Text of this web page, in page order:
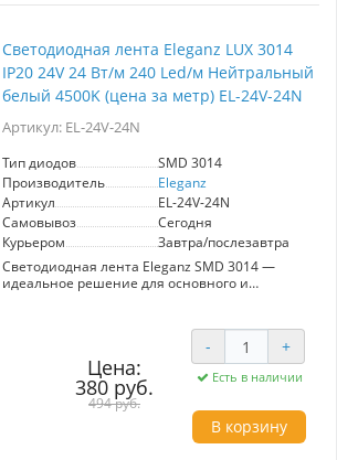
использована для подсветки мебели, витрин
Eleganz LUX COB станет незаменимым
элементом в дизайне вашего пространства,
подчеркивая его стиль и создавая уютную
атмосферу.
Светодиодная лента Eleganz LUX 3014
IP20 24V 24 Вт/м 240 Led/м Нейтральный
белый 4500K (цена за метр) EL-24V-24N
Артикул: EL-24V-24N
Тип диодов
SMD 3014
Производитель
Eleganz
Артикул
EL-24V-24N
Самовывоз
Сегодня
Курьером
Завтра/послезавтра
Светодиодная лента Eleganz SMD 3014 —
идеальное решение для основного и
обеспечивает яркое и равномерное
освещение, что делает её подходящей для
различных интерьеров. Артикул 325234124
включает 1200 светодиодов на метр, что
гарантирует высокую светоотдачу и
долговечность. Лента имеет класс защиты
IP20, что делает её безопасной для
использования в помещениях. Благодаря
Цена:
380 руб.
494 руб.
- +
Есть в наличии
В корзину